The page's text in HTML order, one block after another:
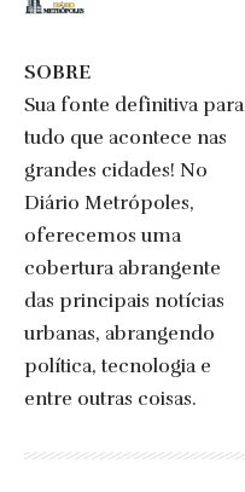
SOBRE
Sua fonte definitiva para
tudo que acontece nas
grandes cidades! No
Diário Metrópoles,
oferecemos uma
cobertura abrangente
das principais notícias
urbanas, abrangendo
política, tecnologia e
entre outras coisas.